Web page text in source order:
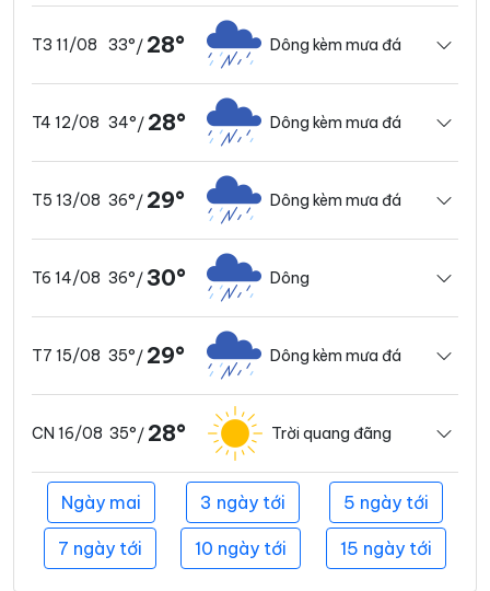
T3 11/08 33°/ 28° Dông kèm mưa đá
T4 12/08 34°/ 28° Dông kèm mưa đá
T5 13/08 36°/ 29° Dông kèm mưa đá
T6 14/08 36°/ 30° Dông
T7 15/08 35°/ 29° Dông kèm mưa đá
CN 16/08 35°/ 28° Trời quang đãng
Ngày mai 3 ngày tới 5 ngày tới
7 ngày tới 10 ngày tới 15 ngày tới